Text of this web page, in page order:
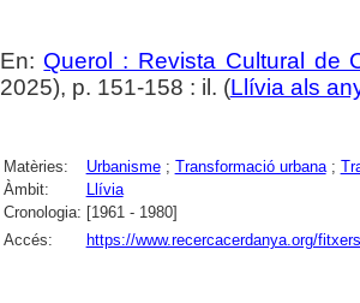
En: Querol : Revista Cultural de
2025), p. 151-158 : il. (Llívia als
Matèries: Urbanisme; Transformació urbana;
Àmbit:
Llívia
Cronologia: [1961 - 1980]
Accés:
https://www.recercacerdanya.org/